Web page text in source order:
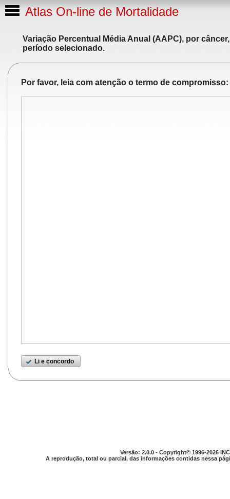
Atlas On-line de Mortalidade
Variação Percentual Média Anual (AAPC), por
período selecionado.
Por favor, leia com atenção o termo de compromisso:
Li e concordo
Versão: 2.0.0 - Copyright© 1996-2026
A reprodução, total ou parcial, das informações contidas nessa